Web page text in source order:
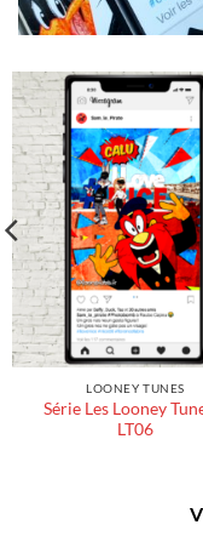
LOONEY TUNES
Série Les Looney
LT06